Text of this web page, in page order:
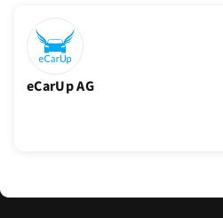
eCarUp AG